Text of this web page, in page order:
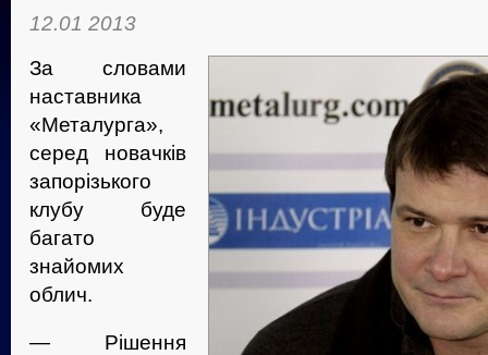
12.01 2013
За словами
наставника
«Металурга»,
серед новачків
запорізького
клубу буде
багато
знайомих
облич.
— Рішення